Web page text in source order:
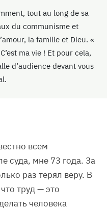
tout au long de sa
du communisme et
la famille et Dieu. «
ma vie ! Et pour cela,
d’audience devant vous
всем
суда, мне 73 года. За
раз терял веру. В
труд — это
человека